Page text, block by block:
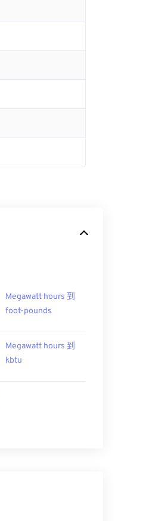
Megawatt hours 到
foot-pounds
Megawatt hours 到
kbtu